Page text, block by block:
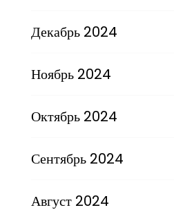
Декабрь 2024
Ноябрь 2024
Октябрь 2024
Сентябрь 2024
Август 2024